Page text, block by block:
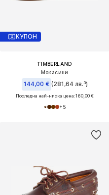
КУПОН
TIMBERLAND
Мокасини
144,00 € (281,64 лв.³)
Последна най-ниска цена:160,00 €
+5